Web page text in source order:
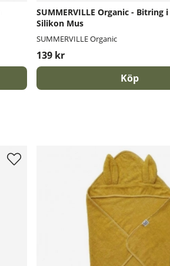
SUMMERVILLE Organic - Bitring
Silikon Mus
SUMMERVILLE Organic
139 kr
Köp